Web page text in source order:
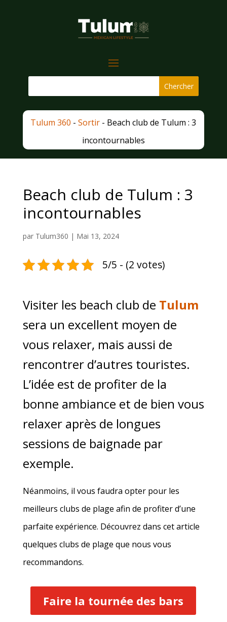
Tulum 360 -Sortir - Beach club de Tulum : 3
incontournables
Beach club de Tulum : 3
incontournables
par Tulum360 | Mai 13, 2024
5/5 - (2 votes)
Visiter les beach club de Tulum
sera un excellent moyen de
vous relaxer, mais aussi de
rencontrer d’autres touristes.
L’idée est de profiter de la
bonne ambiance et de bien vous
relaxer après de longues
sessions de baignade par
exemple.
Néanmoins, il vous faudra opter pour les
meilleurs clubs de plage afin de profiter d’une
parfaite expérience. Découvrez dans cet article
quelques clubs de plage que nous vous
recommandons.
Faire la tournée des bars